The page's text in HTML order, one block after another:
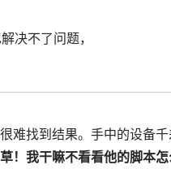
决不了问题，
难找到结果。手中的设备
草！我干嘛不看看他的脚本怎